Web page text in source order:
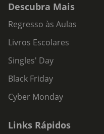
Descubra Mais
Regresso às Aulas
Livros Escolares
Singles' Day
Black Friday
Cyber Monday
Links Rápidos